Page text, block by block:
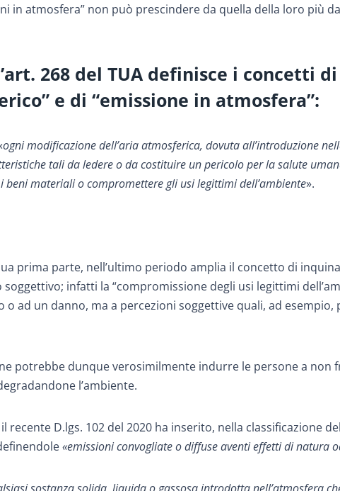
in atmosfera” non può prescindere da quella della loro più
268 del TUA definisce i concetti di
e di “emissione in atmosfera”:
ogni modificazione dell’aria atmosferica, dovuta all’introduzione
tali da ledere o da costituire un pericolo per la salute
beni materiali o compromettere gli usi legittimi dell’ambiente».
prima parte, nell’ultimo periodo amplia il concetto di
infatti la “compromissione degli usi legittimi
ad un danno, ma a percezioni soggettive quali, ad esempio,
potrebbe dunque verosimilmente indurre le persone a non
l’ambiente.
recente D.lgs. 102 del 2020 ha inserito, nella classificazione
«emissioni convogliate o diffuse aventi effetti di natura